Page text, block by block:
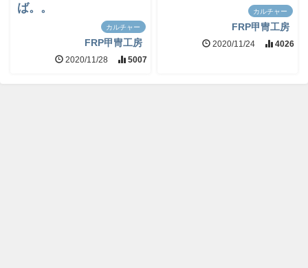
ば。。
カルチャー
FRP甲冑工房
2020/11/28 5007
カルチャー
FRP甲冑工房
2020/11/24 4026